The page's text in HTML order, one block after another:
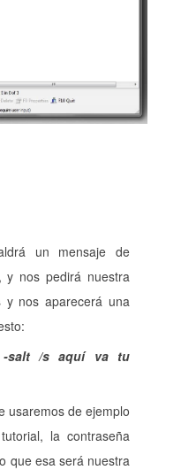
un mensaje de
y nos pedirá nuestra
y nos aparecerá una
salt /s aquí va tu
usaremos de ejemplo
la contraseña
que esa será nuestra